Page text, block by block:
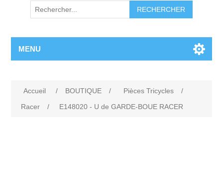
RECHERCHER
MENU
Accueil / BOUTIQUE / Pièces Tricycles
/
Racer
/ E148020 - U de GARDE-BOUE RACER